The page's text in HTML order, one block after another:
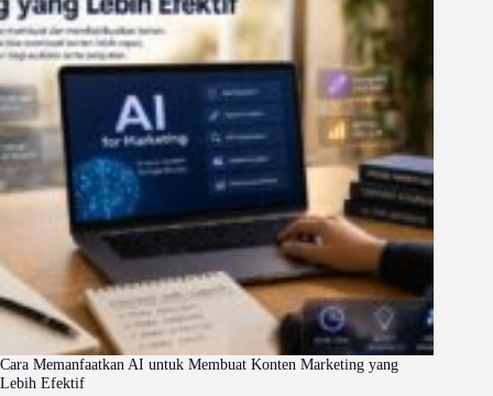
Cara Memanfaatkan AI untuk Membuat Konten Marketing yang
Lebih Efektif